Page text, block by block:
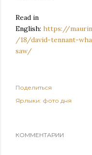
Read in
English: https://
/18/david-tennant-
saw/
Поделиться
Ярлыки: фото дня
КОММЕНТАРИИ